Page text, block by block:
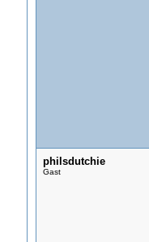
philsdutchie
Gast